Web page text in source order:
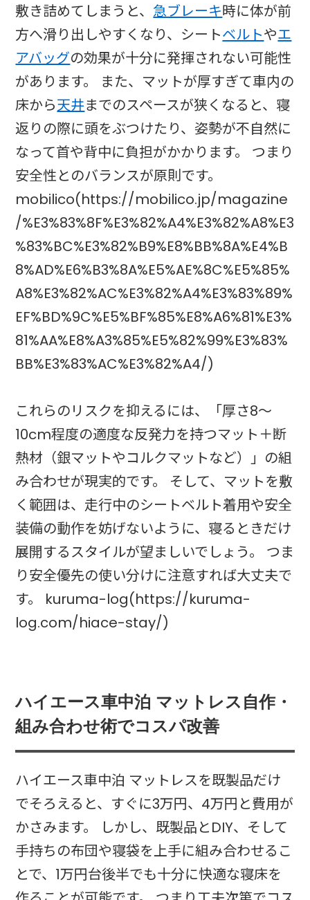
敷き詰めてしまうと、 急ブレーキ時に体が前
方へ滑り出しやすくなり、シートベルトやエ
アバッグの効果が十分に発揮されない可能性
があります。 また、マットが厚すぎて車内の
床から天井までのスペースが狭くなると、寝
返りの際に頭をぶつけたり、姿勢が不自然に
なって首や背中に負担がかかります。 つまり
安全性とのバランスが原則です。
mobilico(https://mobilico.jp/magazine
/%E3%83%8F%E3%82%A4%E3%82%A8%E3
%83%BC%E3%82%B9%E8%BB%8A%E4%B
8%AD%E6%B3%8A%E5%AE%8C%E5%85%
A8%E3%82%AC%E3%82%A4%E3%83%89%
EF%BD%9C%E5%BF%85%E8%A6%81%E3%
81%AA%E8%A3%85%E5%82%99%E3%83%
BB%E3%83%AC%E3%82%A4/)
これらのリスクを抑えるには、「厚さ8〜
10cm程度の適度な反発力を持つマット＋断
熱材（銀マットやコルクマットなど）」の組
み合わせが現実的です。 そして、マットを敷
く範囲は、走行中のシートベルト着用や安全
装備の動作を妨げないように、寝るときだけ
展開するスタイルが望ましいでしょう。 つま
り安全優先の使い分けに注意すれば大丈夫で
す。 kuruma-log(https://kuruma-
log.com/hiace-stay/)
ハイエース車中泊 マットレス自作・
組み合わせ術でコスパ改善
ハイエース車中泊 マットレスを既製品だけ
でそろえると、すぐに3万円、4万円と費用が
かさみます。 しかし、既製品とDIY、そして
手持ちの布団や寝袋を上手に組み合わせるこ
とで、1万円台後半でも十分に快適な寝床を